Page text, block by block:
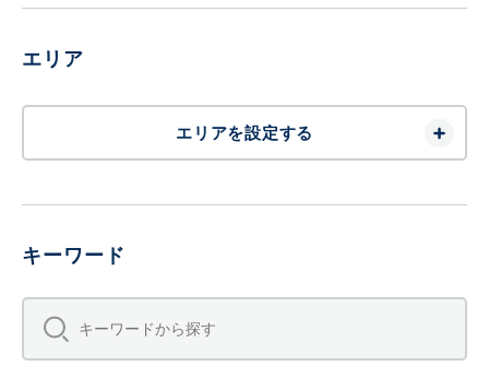
エリア
エリアを設定する
キーワード